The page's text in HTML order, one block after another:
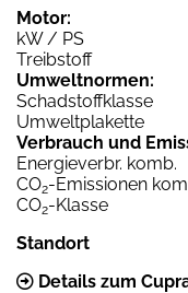
Motor:
kW / PS
Treibstoff
Umweltnormen:
Schadstoffklasse
Umweltplakette
Verbrauch und
Energieverbr. komb.
CO2-Emissionen
CO2-Klasse
Standort
Details zum